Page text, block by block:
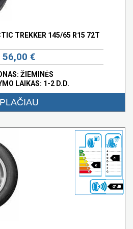
TREKKER 145/65 R15 72T
56,00 €
ŽIEMINĖS
LAIKAS: 1-2 D.D.
PLAČIAU
e
c
67 dB